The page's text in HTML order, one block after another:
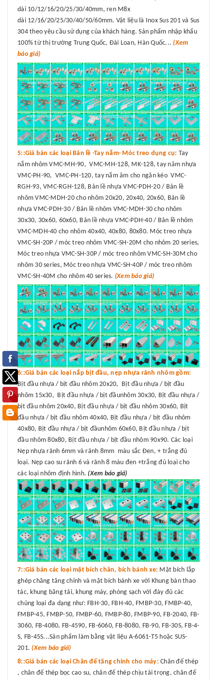
dài 10/12/16/20/25/30/40mm, ren M8x
dài 12/16/20/25/30/40/50/60mm. Vật liệu là Inox Sus 201 và Sus
304 theo yêu cầu sử dụng của khách hàng. Sản phẩm nhập khẩu
100% từ thị trường Trung Quốc, Đài Loan, Hàn Quốc... (Xem
báo giá)
5::Giá bán các loại Bản lề -Tay nắm- Móc treo dụng cụ: Tay
nắm nhôm VMC-MH-90, VMC-MH-128, MK-128, tay năm nhựa
VMC-PH-90, VMC-PH-120, tay nắm âm cho ngăn kéo VMC-
RGH-93, VMC-RGH-128, Bản lề nhựa VMC-PDH-20 / Bản lề
nhôm VMC-MDH-20 cho nhôm 20x20, 20x40, 20x60, Bản lề
nhựa VMC-PDH-30 / Bản lề nhôm VMC-MDH-30 cho nhôm
30x30, 30x60, 60x60, Bản lề nhựa VMC-PDH-40 / Bản lề nhôm
VMC-MDH-40 cho nhôm 40x40, 40x80, 80x80. Móc treo nhựa
VMC-SH-20P / móc treo nhôm VMC-SH-20M cho nhôm 20 series,
Móc treo nhựa VMC-SH-30P / móc treo nhôm VMC-SH-30M cho
nhôm 30 series, Móc treo nhựa VMC-SH-40P / móc treo nhôm
VMC-SH-40M cho nhôm 40 series. (Xem báo giá)
6::Giá bán các loại nắp bịt đầu, nẹp nhựa rãnh nhôm gồm:
Bịt đầu nhựa / bịt đầu nhôm 20x20, Bịt đầu nhựa / bịt đầu
nhôm 15x30, Bịt đầu nhựa / bịt đầunhôm 30x30, Bịt đầu nhựa /
bịt đầu nhôm 20x40, Bịt đầu nhựa / bịt đầu nhôm 30x60, Bịt
đầu nhựa / bịt đầu nhôm 40x40, Bịt đầu nhựa / bịt đầu nhôm
40x80, Bịt đầu nhựa / bịt đầunhôm 60x60, Bịt đầu nhựa / bịt
đầu nhôm 80x80, Bịt đầu nhựa / bịt đầu nhôm 90x90. Các loại
Nẹp nhựa rãnh 6mm và rãnh 8mm màu sắc Đen, + trắng đủ
loại. Nẹp cao su rãnh 6 và rãnh 8 màu đen +trắng đủ loại cho
các loại nhôm định hình. (Xem báo giá)
7::Giá bán các loại mặt bích chân, bích bánh xe: Mặt bích lắp
ghép chăng tăng chỉnh và mặt bích bánh xe với Khung bàn thao
tác, khung băng tải, khung máy, phòng sạch với đày đủ các
chủng loại đa dạng như: FBH-30, FBH-40, FMBP-30, FMBP-40,
FMBP-45, FMBP-50, FMBP-60, FMBP-80, FMBP-90, FB-2040, FB-
3060, FB-4080, FB-4590, FB-6060, FB-8080, FB-90, FB-30S, FB-4-
S, FB-45S...Sản phẩm làm bằng vật liệu A-6061-T5 hoặc SUS-
201. (Xem báo giá)
8::Giá bán các loại Chân đế tăng chỉnh cho máy: Chân đế thép
, chân đế thép bọc cao su, chân đế thép chịu tải trọng, chân đế